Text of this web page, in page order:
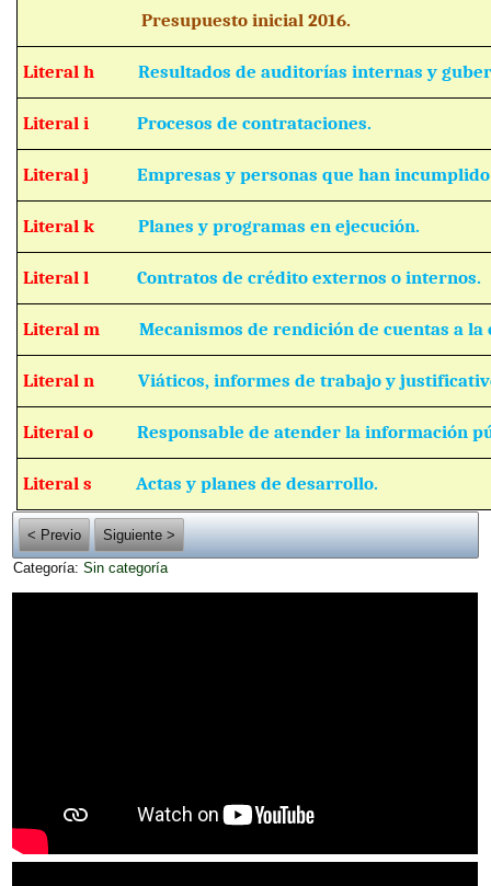
Presupuesto inicial 2016.
Literal h Resultados de auditorías internas y
Literal i Procesos de contrataciones.
Literal j Empresas y personas que han
Literal k Planes y programas en ejecución.
Literal l Contratos de crédito externos o internos.
Literal m Mecanismos de rendición de cuentas a la
Literal n Viáticos, informes de trabajo y
Literal o Responsable de atender la información
Literal s Actas y planes de desarrollo.
< Previo
Siguiente >
Categoría:Sin categoría